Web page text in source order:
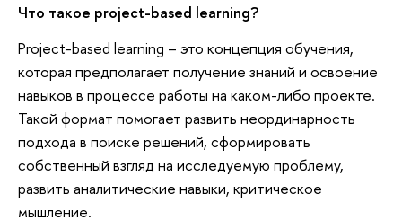
Что такое project-based learning?
Project-based learning – это концепция обучения,
которая предполагает получение знаний и освоение
навыков в процессе работы на каком-либо проекте.
Такой формат помогает развить неординарность
подхода в поиске решений, сформировать
собственный взгляд на исследуемую проблему,
развить аналитические навыки, критическое
мышление.